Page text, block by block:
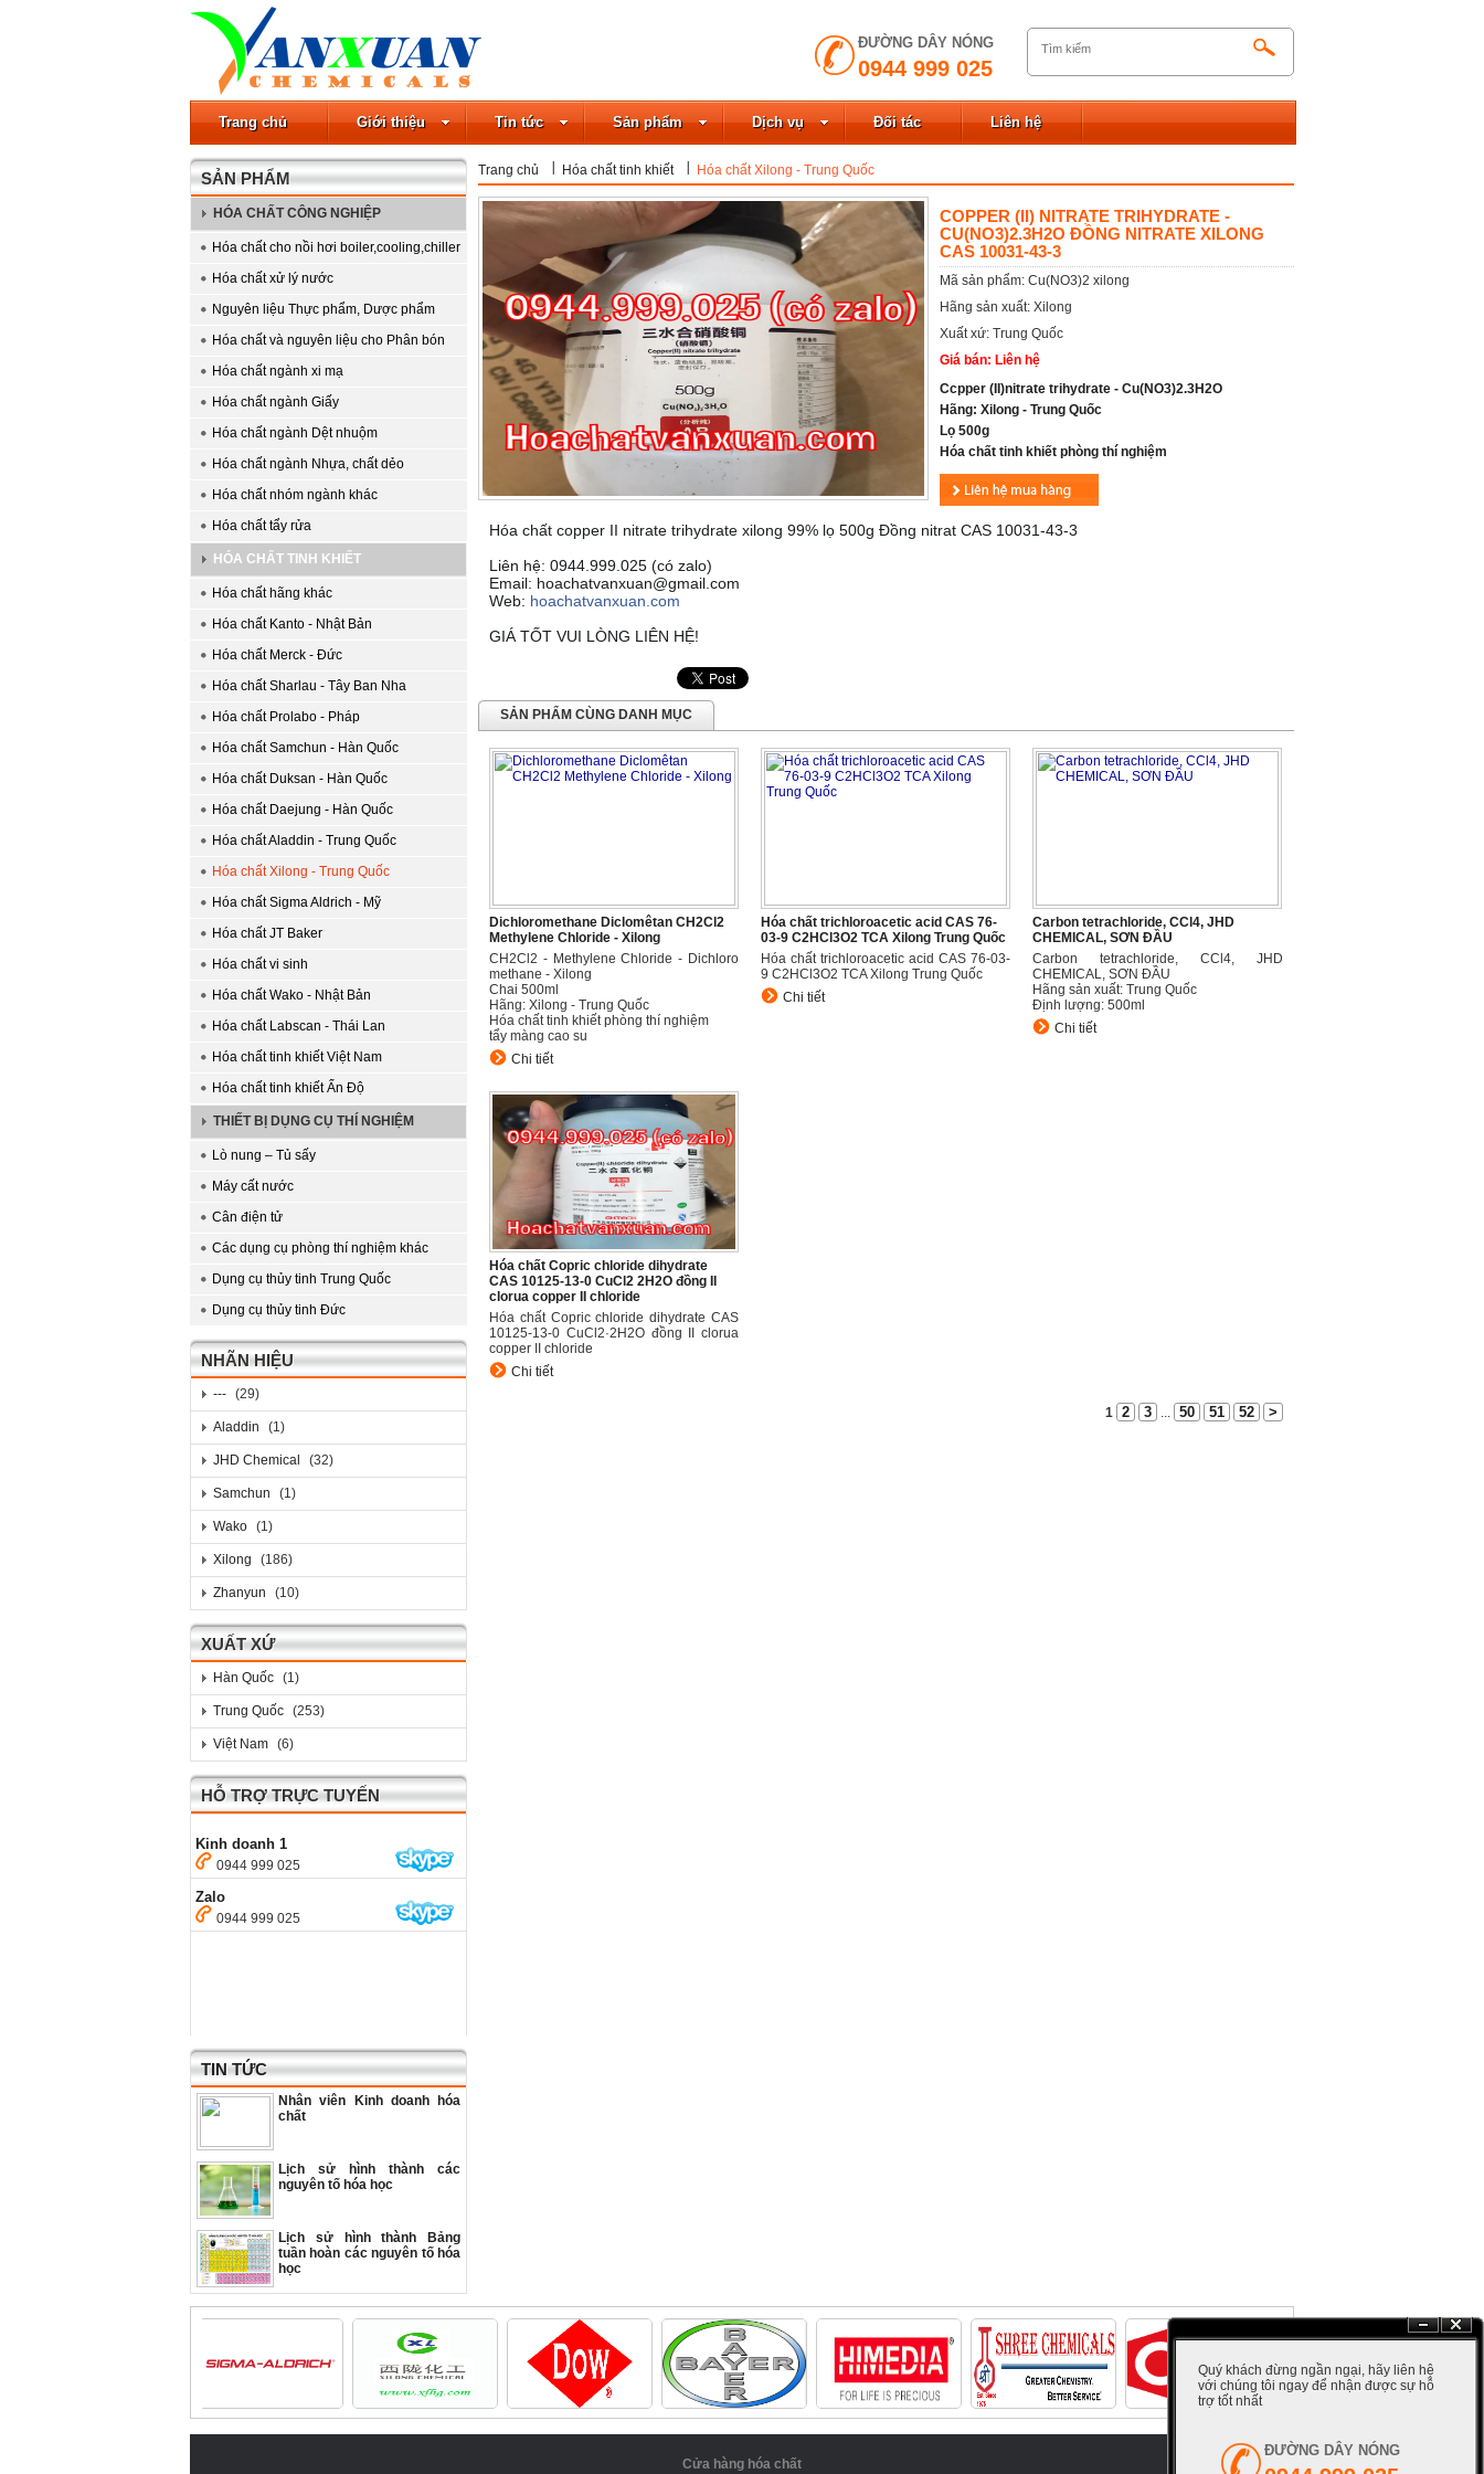
ÐƯỜNG DÂY NÓNG
0944 999 025
Trang chủ Giới thiệu Tin tức Sản phẩm Dịch vụ Đối tác Liên hệ
SẢN PHẨM
HÓA CHẤT CÔNG NGHIỆP
Hóa chất cho nồi hơi boiler,cooling,chiller
Hóa chất xử lý nước
Nguyên liệu Thực phẩm, Dược phẩm
Hóa chất và nguyên liệu cho Phân bón
Hóa chất ngành xi mạ
Hóa chất ngành Giấy
Hóa chất ngành Dệt nhuộm
Hóa chất ngành Nhựa, chất dẻo
Hóa chất nhóm ngành khác
Hóa chất tẩy rửa
HÓA CHẤT TINH KHIẾT
Hóa chất hãng khác
Hóa chất Kanto - Nhật Bản
Hóa chất Merck - Đức
Hóa chất Sharlau - Tây Ban Nha
Hóa chất Prolabo - Pháp
Hóa chất Samchun - Hàn Quốc
Hóa chất Duksan - Hàn Quốc
Hóa chất Daejung - Hàn Quốc
Hóa chất Aladdin - Trung Quốc
Hóa chất Xilong - Trung Quốc
Hóa chất Sigma Aldrich - Mỹ
Hóa chất JT Baker
Hóa chất vi sinh
Hóa chất Wako - Nhật Bản
Hóa chất Labscan - Thái Lan
Hóa chất tinh khiết Việt Nam
Hóa chất tinh khiết Ấn Độ
THIẾT BỊ DỤNG CỤ THÍ NGHIỆM
Lò nung – Tủ sấy
Máy cất nước
Cân điện tử
Các dụng cụ phòng thí nghiệm khác
Dụng cụ thủy tinh Trung Quốc
Dụng cụ thủy tinh Đức
NHÃN HIỆU
--- (29)
Aladdin (1)
JHD Chemical (32)
Samchun (1)
Wako (1)
Xilong (186)
Zhanyun (10)
XUẤT XỨ
Hàn Quốc (1)
Trung Quốc (253)
Việt Nam (6)
HỖ TRỢ TRỰC TUYẾN
Kinh doanh 1
0944 999 025
Zalo
0944 999 025
TIN TỨC
Nhân viên Kinh doanh hóa
chất
Lịch sử hình thành các
nguyên tố hóa học
Lịch sử hình thành Bảng
tuần hoàn các nguyên tố hóa
học
Trang chủ Hóa chất tinh khiết Hóa chất Xilong - Trung Quốc
COPPER (II) NITRATE TRIHYDRATE -
CU(NO3)2.3H2O ĐỒNG NITRATE XILONG
CAS 10031-43-3
Mã sản phẩm: Cu(NO3)2 xilong
Hãng sản xuất: Xilong
Xuất xứ: Trung Quốc
Giá bán: Liên hệ
Ccpper (II)nitrate trihydrate - Cu(NO3)2.3H2O
Hãng: Xilong - Trung Quốc
Lọ 500g
Hóa chất tinh khiết phòng thí nghiệm
Hóa chất copper II nitrate trihydrate xilong 99% lọ 500g Đồng nitrat CAS 10031-43-3
Liên hệ: 0944.999.025 (có zalo)
Email: hoachatvanxuan@gmail.com
Web: hoachatvanxuan.com
GIÁ TỐT VUI LÒNG LIÊN HỆ!
SẢN PHẨM CÙNG DANH MỤC
Dichloromethane Diclomêtan CH2Cl2
Methylene Chloride - Xilong
CH2Cl2 - Methylene Chloride - Dichloro
methane - Xilong
Chai 500ml
Hãng: Xilong - Trung Quốc
Hóa chất tinh khiết phòng thí nghiệm
tẩy màng cao su
Chi tiết
Hóa chất trichloroacetic acid CAS 76-
03-9 C2HCl3O2 TCA Xilong Trung Quốc
Hóa chất trichloroacetic acid CAS 76-03-
9 C2HCl3O2 TCA Xilong Trung Quốc
Chi tiết
Carbon tetrachloride, CCl4, JHD
CHEMICAL, SƠN ĐẦU
Carbon tetrachloride, CCl4, JHD
CHEMICAL, SƠN ĐẦU
Hãng sản xuất: Trung Quốc
Định lượng: 500ml
Chi tiết
Hóa chất Copric chloride dihydrate
CAS 10125-13-0 CuCl2 2H2O đồng II
clorua copper II chloride
Hóa chất Copric chloride dihydrate CAS
10125-13-0 CuCl2·2H2O đồng II clorua
copper II chloride
Chi tiết
1 2 3 ... 50 51 52 >
Cửa hàng hóa chất
Hide Close
Quý khách đừng ngần ngại, hãy liên hệ
với chúng tôi ngay để nhận được sự hỗ
trợ tốt nhất
ÐƯỜNG DÂY NÓNG